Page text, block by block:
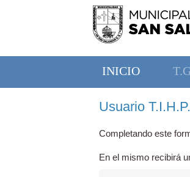
INICIO
Usuario
Completando este
En el mismo recibirá